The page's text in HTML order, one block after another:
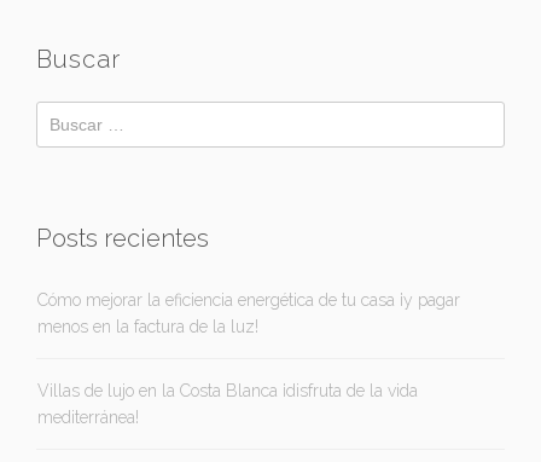
Buscar
Posts recientes
Cómo mejorar la eficiencia energética de tu casa ¡y pagar
menos en la factura de la luz!
Villas de lujo en la Costa Blanca ¡disfruta de la vida
mediterránea!